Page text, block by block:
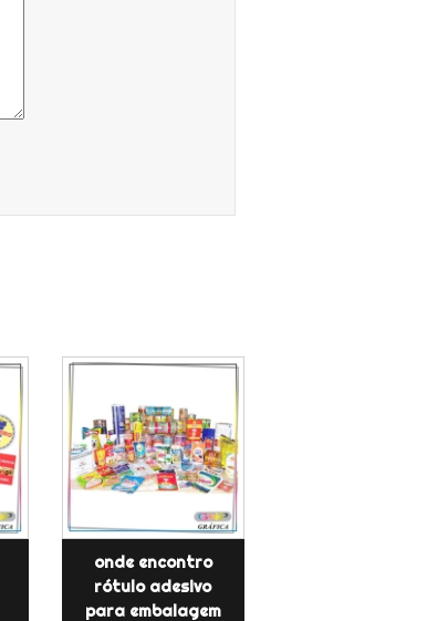
onde encontro
rótulo adesivo
para embalagem